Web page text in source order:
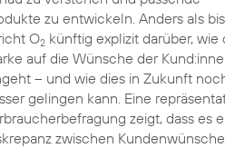
zu entwickeln. Anders als
O2künftig explizit darüber, wie
auf die Wünsche der
– und wie dies in Zukunft
gelingen kann. Eine
zeigt, dass es
zwischen